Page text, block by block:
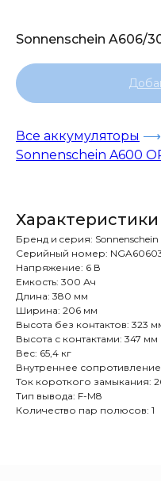
Sonnenschein A606/
Все аккумуляторы ⟶
Sonnenschein A600
Характеристики
Бренд и cерия:
Серийный номер:
Напряжение: 6 В
Емкость: 300 Ач
Длина: 380 мм
Ширина: 206 мм
Высота без контактов: 323
Высота с контактами: 347 мм
Вес: 65,4 кг
Внутреннее
Ток короткого замыкания:
Тип вывода: F-M8
Количество пар полюсов: 1